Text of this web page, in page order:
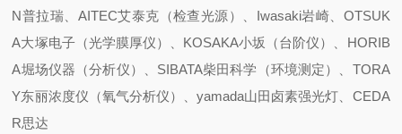
N普拉瑞、AITEC艾泰克（检查光源）、Iwasaki岩崎、OTSUK
A大塚电子（光学膜厚仪）、KOSAKA小坂（台阶仪）、HORIB
A堀场仪器（分析仪）、SIBATA柴田科学（环境测定）、TORA
Y东丽浓度仪（氧气分析仪）、yamada山田卤素强光灯、CEDA
R思达